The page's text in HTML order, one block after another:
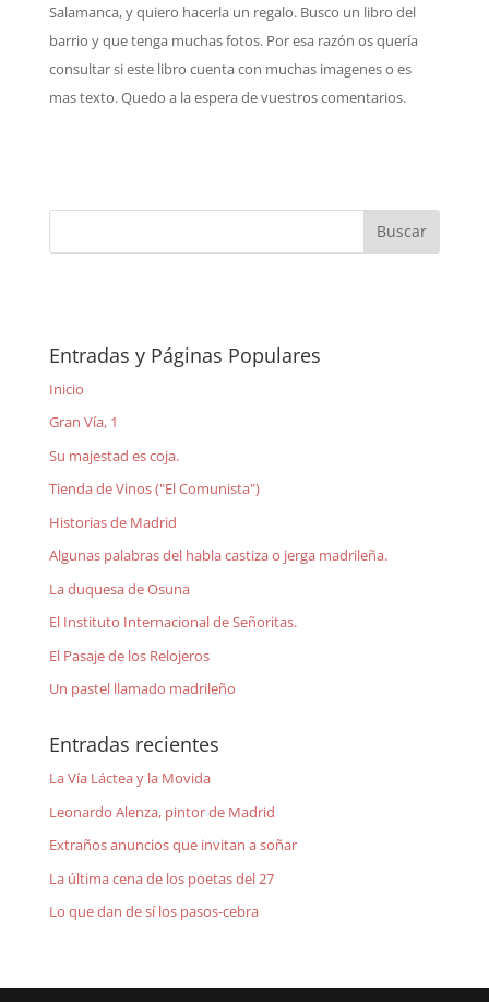
Salamanca, y quiero hacerla un regalo. Busco un libro del
barrio y que tenga muchas fotos. Por esa razón os quería
consultar si este libro cuenta con muchas imagenes o es
mas texto. Quedo a la espera de vuestros comentarios.
Entradas y Páginas Populares
Inicio
Gran Vía, 1
Su majestad es coja.
Tienda de Vinos ("El Comunista")
Historias de Madrid
Algunas palabras del habla castiza o jerga madrileña.
La duquesa de Osuna
El Instituto Internacional de Señoritas.
El Pasaje de los Relojeros
Un pastel llamado madrileño
Entradas recientes
La Vía Láctea y la Movida
Leonardo Alenza, pintor de Madrid
Extraños anuncios que invitan a soñar
La última cena de los poetas del 27
Lo que dan de sí los pasos-cebra